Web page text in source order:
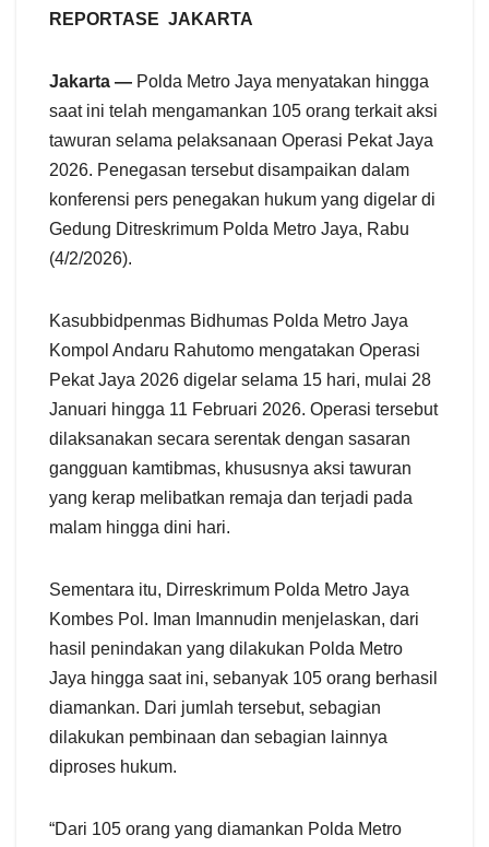
a
REPORTASE JAKARTA
Jakarta — Polda Metro Jaya menyatakan hingga
saat ini telah mengamankan 105 orang terkait aksi
tawuran selama pelaksanaan Operasi Pekat Jaya
2026. Penegasan tersebut disampaikan dalam
konferensi pers penegakan hukum yang digelar di
Gedung Ditreskrimum Polda Metro Jaya, Rabu
(4/2/2026).
Kasubbidpenmas Bidhumas Polda Metro Jaya
Kompol Andaru Rahutomo mengatakan Operasi
Pekat Jaya 2026 digelar selama 15 hari, mulai 28
Januari hingga 11 Februari 2026. Operasi tersebut
dilaksanakan secara serentak dengan sasaran
gangguan kamtibmas, khususnya aksi tawuran
yang kerap melibatkan remaja dan terjadi pada
malam hingga dini hari.
Sementara itu, Dirreskrimum Polda Metro Jaya
Kombes Pol. Iman Imannudin menjelaskan, dari
hasil penindakan yang dilakukan Polda Metro
Jaya hingga saat ini, sebanyak 105 orang berhasil
diamankan. Dari jumlah tersebut, sebagian
dilakukan pembinaan dan sebagian lainnya
diproses hukum.
“Dari 105 orang yang diamankan Polda Metro